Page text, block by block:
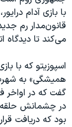
با بازی آدام
قانون‌مدار رم
می‌کند تا دیدگاه
اسپوزیتو که با
همیشگی» به
گفت که در اواخر
در چشمانش حلقه
بود که دریافت